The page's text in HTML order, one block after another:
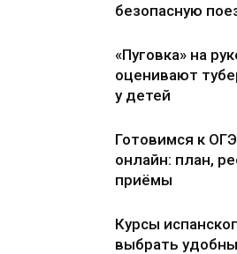
безопасную
«Пуговка» на
оценивают
у детей
Готовимся к
онлайн: план,
приёмы
Курсы
выбрать